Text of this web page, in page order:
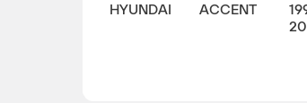
HYUNDAI ACCENT